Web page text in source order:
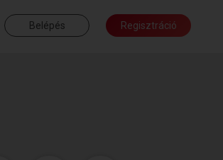
Belépés Regisztráció